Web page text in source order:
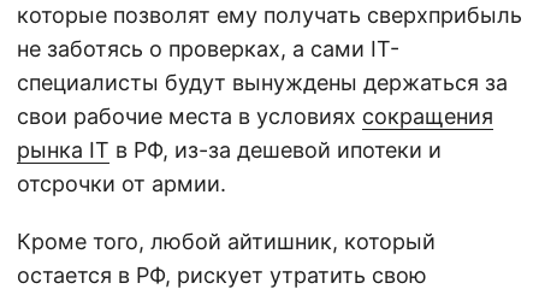
которые позволят ему получать сверхприбыль
не заботясь о проверках, а сами IT-
специалисты будут вынуждены держаться за
свои рабочие места в условиях сокращения
рынка IT в РФ, из-за дешевой ипотеки и
отсрочки от армии.
Кроме того, любой айтишник, который
остается в РФ, рискует утратить свою